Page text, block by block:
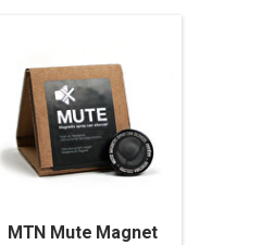
MTN Mute Magnet